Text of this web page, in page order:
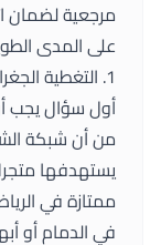
مرجعية لضمان
على المدى
1. التغطية الجغرافية والانتشار
أول سؤال يجب
من أن شبكة
يستهدفها
ممتازة في
في الدمام أو